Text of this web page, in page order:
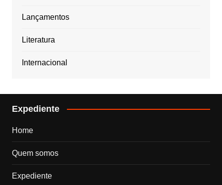
Lançamentos
Literatura
Internacional
Expediente
Home
Quem somos
Expediente